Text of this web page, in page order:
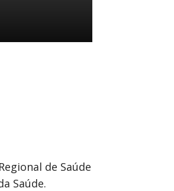
de Saúde
Saúde.